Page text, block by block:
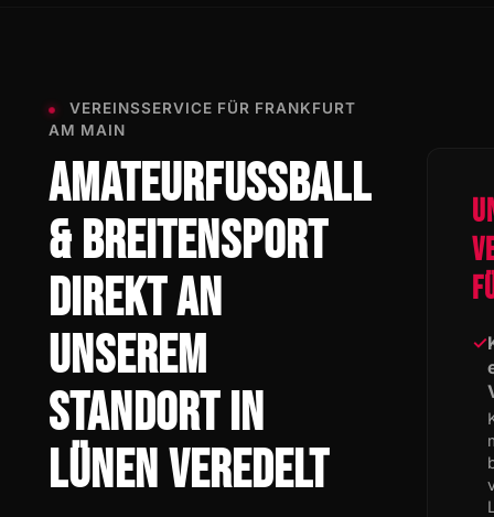
VEREINSSERVICE FÜR FRANKFURT
AM MAIN
AMATEURFUSSBALL
& BREITENSPORT
DIREKT AN
UNSEREM
STANDORT IN
LÜNEN VEREDELT
✓